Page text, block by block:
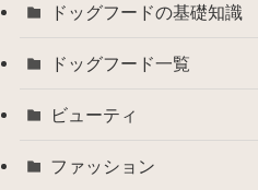
ドッグフードの基礎知識
ドッグフード一覧
ビューティ
ファッション